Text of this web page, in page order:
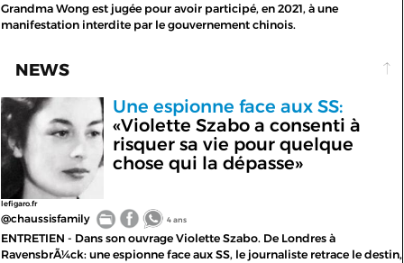
Grandma Wong est jugée pour avoir participé, en 2021, à une
manifestation interdite par le gouvernement chinois.
NEWS
lefigaro.fr
Une espionne face aux SS:
«Violette Szabo a consenti à
risquer sa vie pour quelque
chose qui la dépasse»
@chaussisfamily 4 ans
ENTRETIEN - Dans son ouvrage Violette Szabo. De Londres à
RavensbrÃ¼ck: une espionne face aux SS, le journaliste retrace le destin,